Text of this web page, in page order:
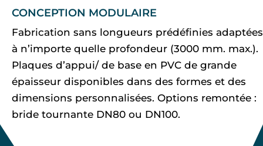
CONCEPTION MODULAIRE
Fabrication sans longueurs prédéfinies adaptées
à n’importe quelle profondeur (3000 mm. max.).
Plaques d’appui/ de base en PVC de grande
épaisseur disponibles dans des formes et des
dimensions personnalisées. Options remontée :
bride tournante DN80 ou DN100.